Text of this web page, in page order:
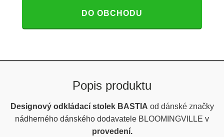
DO OBCHODU
Popis produktu
Designový odkládací stolek BASTIA od dánské značky
nádherného dánského dodavatele BLOOMINGVILLE v
provedení.